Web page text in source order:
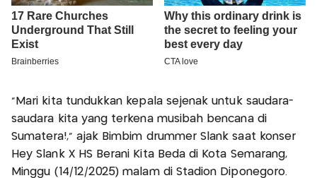
“Mari kita tundukkan kepala sejenak untuk saudara-
saudara kita yang terkena musibah bencana di
Sumatera!,” ajak Bimbim drummer Slank saat konser
Hey Slank X HS Berani Kita Beda di Kota Semarang,
Minggu (14/12/2025) malam di Stadion Diponegoro.